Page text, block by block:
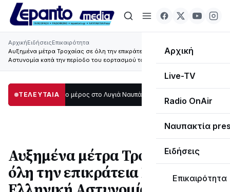
Αρχική
Live-TV
Radio OnAir
Ναυπακτία
Ειδήσεις
Επικαιρότητα
ΑρχικήΕιδήσειςΕπικαιρότητα
Αυξημένα μέτρα Τροχαίας σε όλη την επικράτεια λαμβάνει η Ελληνική
Αστυνομία κατά την περίοδο του εορτασμού του Δεκαπενταύγουστου
ΤΕΛΕΥΤΑΙΑ
μεγάλο μέρος στο Λυγιά Ναυπάκτου12:08
Αυξημένα μέτρα Τροχαίας σε
όλη την επικράτεια λαμβάνει η